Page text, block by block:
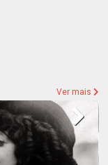
Ver mais